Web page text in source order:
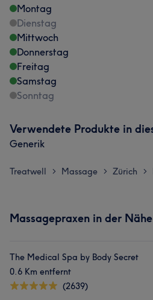
Montag
Dienstag
Mittwoch
Donnerstag
Freitag
Samstag
Sonntag
Verwendete Produkte in
Generik
Treatwell > Massage > Zürich >
Massagepraxen in der Nähe
The Medical Spa by Body Secret
0.6 Km entfernt
(2639)